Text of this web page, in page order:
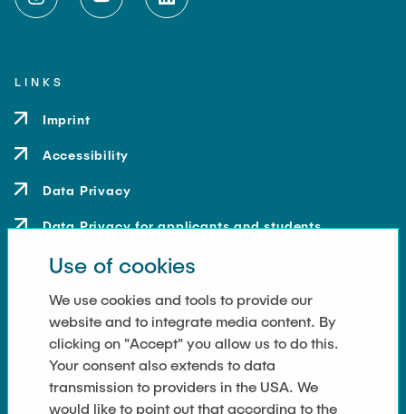
LINKS
Imprint
Accessibility
Data Privacy
Data Privacy for applicants and students
Contact
How to get here
Press and Media
Merchandise-Shop
Cookie Settings
Use of cookies
We use cookies and tools to provide our
website and to integrate media content. By
clicking on "Accept" you allow us to do this.
Your consent also extends to data
transmission to providers in the USA. We
would like to point out that according to the